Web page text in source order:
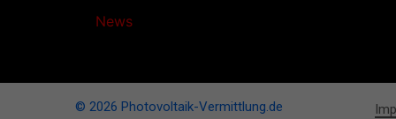
Newsbringt Licht ins
© 2026 Photovoltaik-Vermittlung.de